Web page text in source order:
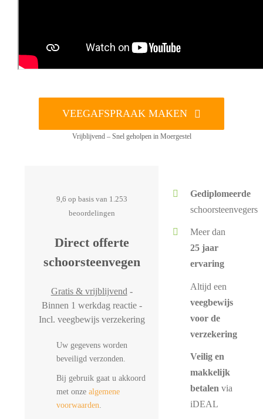
VEEGAFSPRAAK MAKEN
Vrijblijvend – Snel geholpen in Moergestel
9,6 op basis van 1.253
beoordelingen
Direct offerte
schoorsteenvegen
Gratis & vrijblijvend -
Binnen 1 werkdag reactie -
Incl. veegbewijs verzekering
Uw gegevens worden
beveiligd verzonden.
Bij gebruik gaat u akkoord
met onze algemene
voorwaarden.
Gediplomeerde
schoorsteenvegers
Meer dan
25 jaar
ervaring
Altijd een
veegbewijs
voor de
verzekering
Veilig en
makkelijk
betalen via
iDEAL